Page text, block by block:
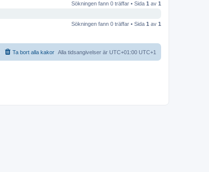
Sökningen fann 0 träffar • Sida 1 av 1
Sökningen fann 0 träffar • Sida 1 av 1
Alla tidsangivelser är UTC+01:00 UTC+1
Ta bort alla kakor